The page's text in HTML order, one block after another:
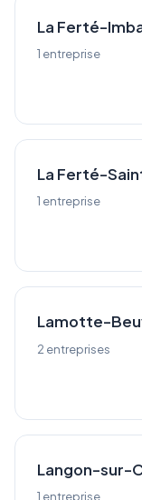
La Ferté-
1 entreprise
La Ferté-
1 entreprise
Lamotte-
2 entreprises
Langon-sur-
1 entreprise